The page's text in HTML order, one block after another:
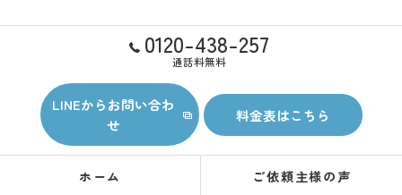
0120-438-257
通話料無料
LINEからお問い合わ
せ
料金表はこちら
ホーム ご依頼主様の声